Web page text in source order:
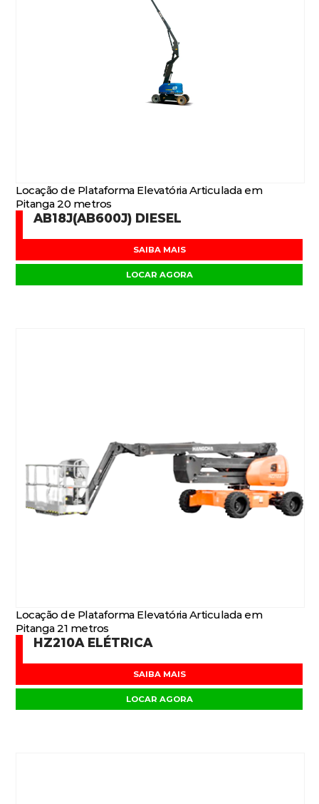
Locação de Plataforma Elevatória Articulada em
Pitanga 20 metros
AB18J(AB600J) DIESEL
SAIBA MAIS
LOCAR AGORA
Locação de Plataforma Elevatória Articulada em
Pitanga 21 metros
HZ210A ELÉTRICA
SAIBA MAIS
LOCAR AGORA